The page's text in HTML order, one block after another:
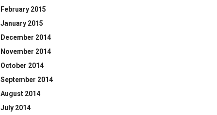
February 2015
January 2015
December 2014
November 2014
October 2014
September 2014
August 2014
July 2014